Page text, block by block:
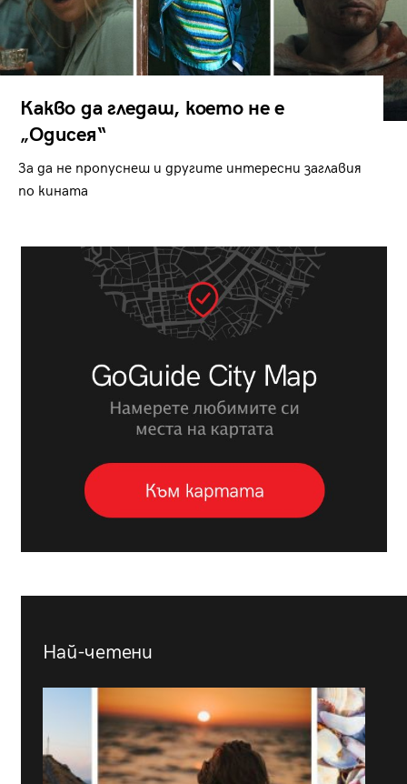
Какво да гледаш, което не е
„Одисея“
За да не пропуснеш и другите интересни заглавия
по кината
Най-четени